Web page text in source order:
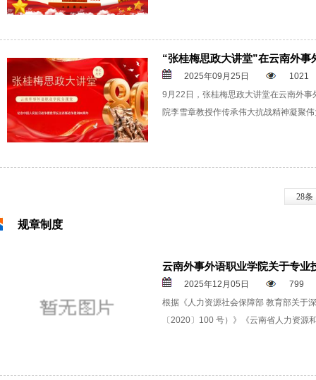
“张桂梅思政大讲堂”在云南外事
2025年09月25日
1021
9月22日，张桂梅思政大讲堂在云南外
院李雪章教授作传承伟大抗战精神凝聚
28条
规章制度
云南外事外语职业学院关于专业
2025年12月05日
799
根据《人力资源社会保障部 教育部关于
〔2020〕100 号）》《云南省人力资源